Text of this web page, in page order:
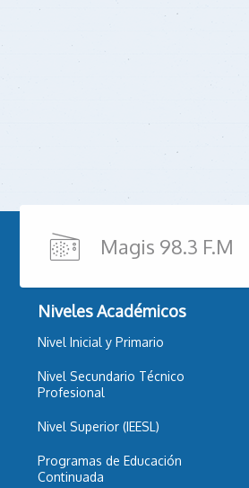
Magis 98.3 F.M
Niveles Académicos
Nivel Inicial y Primario
Nivel Secundario Técnico
Profesional
Nivel Superior (IEESL)
Programas de Educación
Continuada